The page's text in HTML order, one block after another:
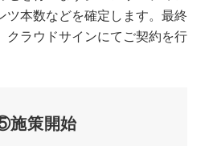
ツ本数などを確定します。最終
クラウドサインにてご契約を行
施策開始